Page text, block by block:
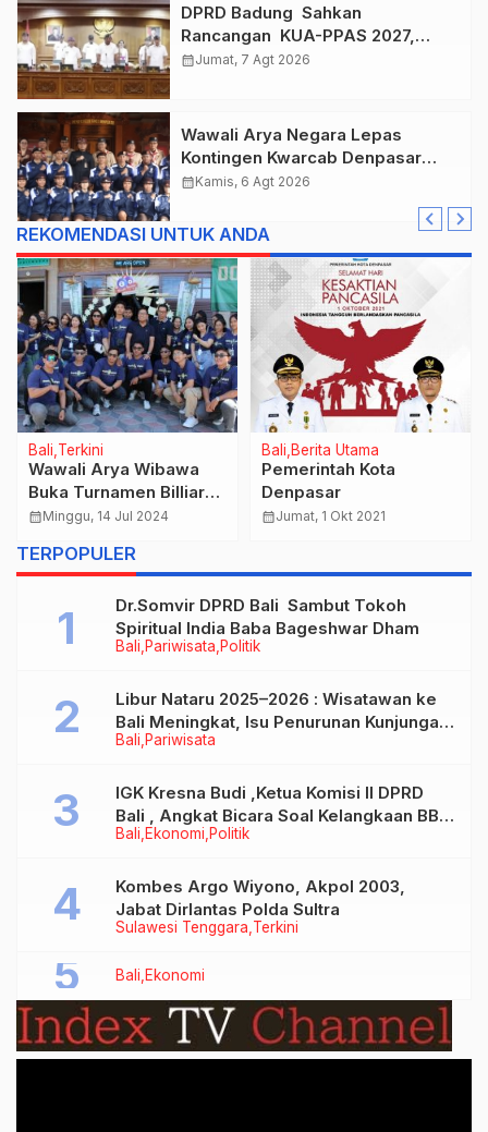
DPRD Badung Sahkan
Rancangan KUA-PPAS 2027,
Anggaran Tembus Lebih Dari
calendar_monthJumat, 7 Agt 2026
Wawali Arya Negara Lepas
Kontingen Kwarcab Denpasar
Menuju Jambore Nasional XII
calendar_monthKamis, 6 Agt 2026
REKOMENDASI UNTUK ANDA
Bali Terkini
Wawali Arya Wibawa
Buka Turnamen Billiard
ST. Werdhi Yowana
calendar_monthMinggu, 14 Jul 2024
Bali Berita Utama
Pemerintah Kota
Denpasar
calendar_monthJumat, 1 Okt 2021
TERPOPULER
Bali Pariwisata Politik
Dr.Somvir DPRD Bali Sambut Tokoh
Spiritual India Baba Bageshwar Dham
Bali Pariwisata
Libur Nataru 2025–2026 : Wisatawan ke
Bali Meningkat, Isu Penurunan Kunjungan
Tidak Benar
Bali Ekonomi Politik
IGK Kresna Budi ,Ketua Komisi II DPRD
Bali , Angkat Bicara Soal Kelangkaan BBM
Bersubsidi Jenis Solar
Sulawesi Tenggara Terkini
Kombes Argo Wiyono, Akpol 2003,
Jabat Dirlantas Polda Sultra
Bali Ekonomi